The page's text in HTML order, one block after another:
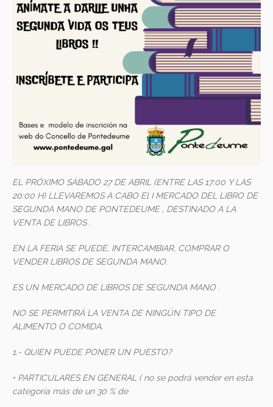
EL PRÓXIMO SÁBADO 27 DE ABRIL (ENTRE LAS 17:00 Y LAS
20:00 H) LLEVAREMOS A CABO El I MERCADO DEL LIBRO DE
SEGUNDA MANO DE PONTEDEUME , DESTINADO A LA
VENTA DE LIBROS .
EN LA FERIA SE PUEDE, INTERCAMBIAR, COMPRAR O
VENDER LIBROS DE SEGUNDA MANO.
ES UN MERCADO DE LIBROS DE SEGUNDA MANO .
NO SE PERMITIRÁ LA VENTA DE NINGÚN TIPO DE
ALIMENTO O COMIDA.
1.- QUIEN PUEDE PONER UN PUESTO?
• PARTICULARES EN GENERAL ( no se podrá vender en esta
categoría más de un 30 % de